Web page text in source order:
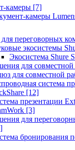
камеры [7]
камеры
переговорных
экосистемы
Экосистема Shure
для
для совместной
система
[12]
презентации
[3]
для
бронирования